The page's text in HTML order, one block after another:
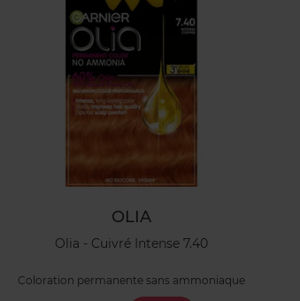
OLIA
Olia - Cuivré Intense 7.40
Coloration permanente sans ammoniaque